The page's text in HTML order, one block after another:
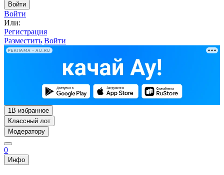
Войти
Войти
Или:
Регистрация
Разместить Войти
РЕКЛАМА • AU.RU
1В избранное
Классный лот
Модератору
0
Инфо